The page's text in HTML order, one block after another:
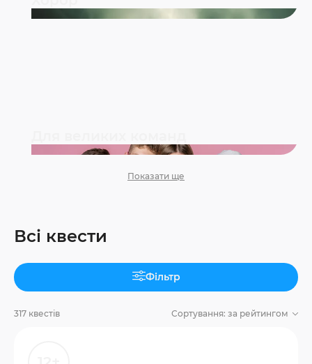
Показати ще
Всі квести
Фільтр
317 квестів Сортування: за рейтингом